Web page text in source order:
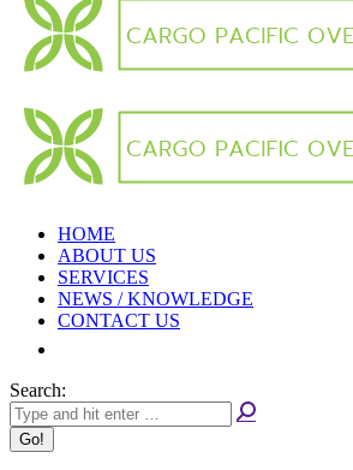
HOME
ABOUT US
SERVICES
NEWS / KNOWLEDGE
CONTACT US
Search: